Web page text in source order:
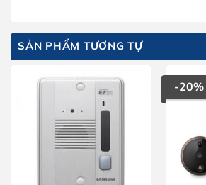
SẢN PHẨM TƯƠNG TỰ
-20%